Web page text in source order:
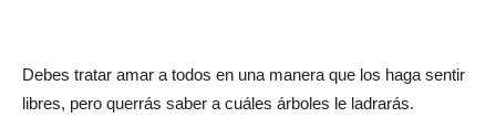
Debes tratar amar a todos en una manera que los haga sentir
libres, pero querrás saber a cuáles árboles le ladrarás.